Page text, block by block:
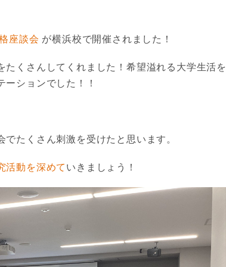
座談会 が横浜校で開催されました！
くさんしてくれました！希望溢れる大学生活を
ションでした！！
たくさん刺激を受けたと思います。
活動を深めて いきましょう！